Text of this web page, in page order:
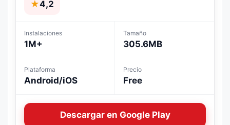
★4,2
Instalaciones
1M+
Tamaño
305.6MB
Plataforma
Android/iOS
Precio
Free
Descargar en Google Play